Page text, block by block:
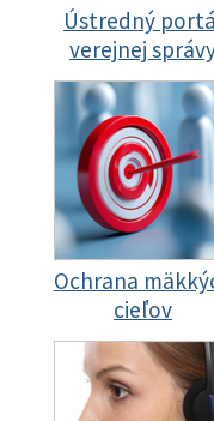
Ústredný
verejnej
Ochrana
cieľov